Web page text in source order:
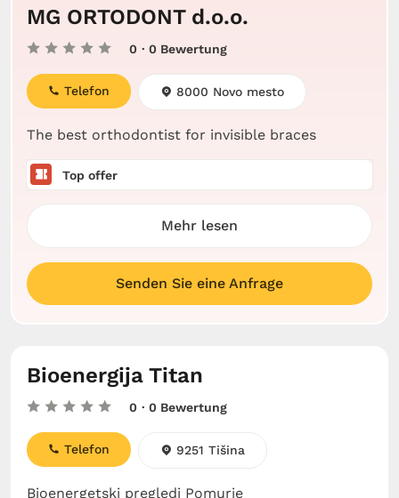
MG ORTODONT d.o.o.
0 · 0 Bewertung
The best orthodontist for invisible braces
Telefon 8000 Novo mesto
Top offer
Mehr lesen
Senden Sie eine Anfrage
Bioenergija Titan
0 · 0 Bewertung
Bioenergetski pregledi Pomurje
Telefon 9251 Tišina